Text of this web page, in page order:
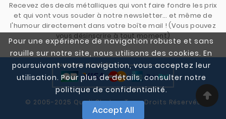
Pour une expérience de navigation robuste et sans
rouille sur notre site, nous utilisons des cookies. En
poursuivant votre navigation, vous acceptez leur
utilisation. Pour plus de détails, consulter notre
politique de confidentialité.
Accept All
Recevez des deals métalliques qui vont faire fondre les prix
et qui vont vous souder à notre newsletter… et même de
l'humour directement dans votre boîte mail ! (Vous pouvez
vous désinscrire à tout moment)
© 2005-2025 Quali Chutes. Tous Droits Réservés